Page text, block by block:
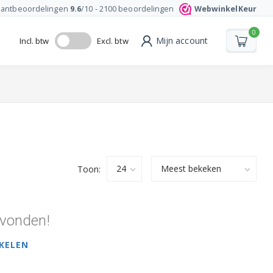
9.6/10 -2100 beoordelingen WebwinkelKeur
Incl. btw Excl. btw Mijn account
0
Toon: